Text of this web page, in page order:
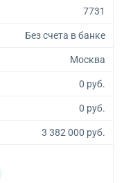
7731
Без счета в банке
Москва
0 руб.
0 руб.
3 382 000 руб.